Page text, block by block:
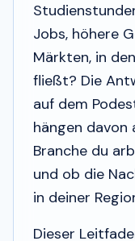
Jobs, höhere
Märkten, in
fließt? Die
auf dem
hängen davon
Branche du
und ob die
in deiner
Dieser